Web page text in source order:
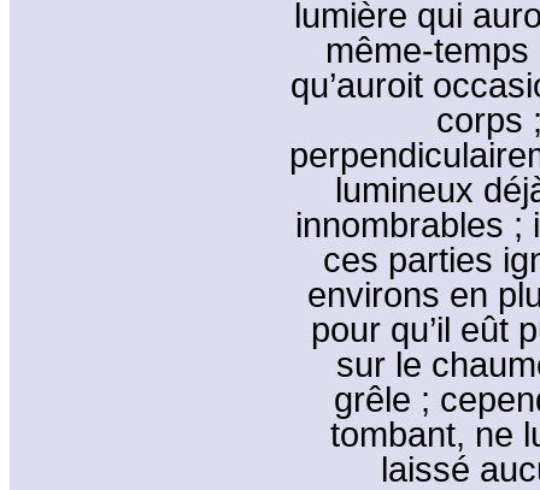
lumière qui
même-
qu’auroit
corps
lumineux
innombrables ;
ces parties
environs en
pour qu’il eût
sur le
grêle ;
tombant, ne
laissé